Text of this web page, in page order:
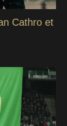
Cathro et